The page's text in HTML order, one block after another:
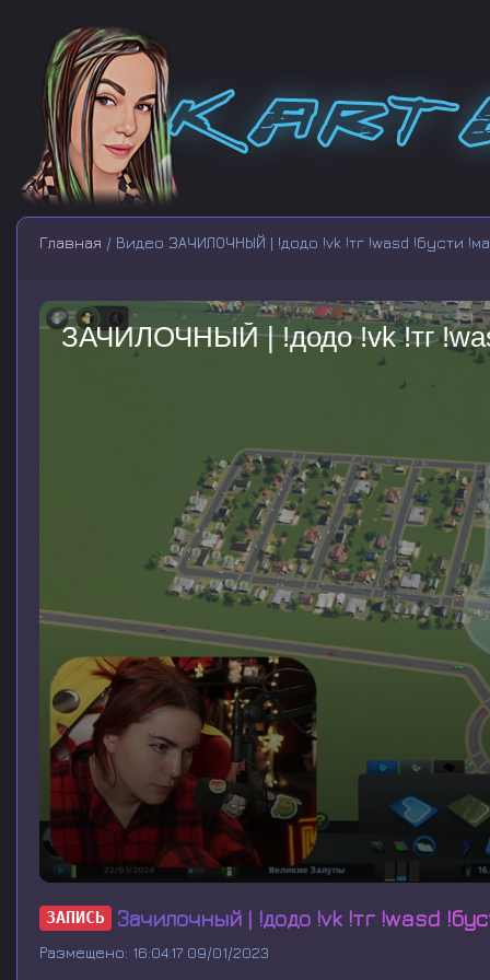
Главная / Видео ЗАЧИЛОЧНЫЙ | !додо !vk !тг !wasd !бусти
ЗАЧИЛОЧНЫЙ | !додо !vk !тг
s
e
c
o
ЗАПИСЬ Зачилочный | !додо !vk !тг !wasd
Размещено: 16:04:17 09/01/2023